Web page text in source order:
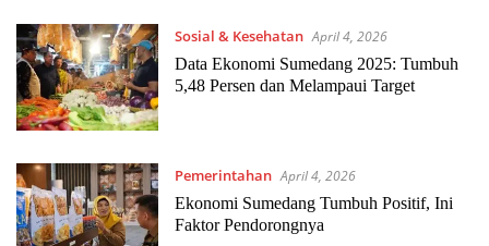
Sosial & Kesehatan April 4, 2026
Data Ekonomi Sumedang 2025: Tumbuh
5,48 Persen dan Melampaui Target
Pemerintahan April 4, 2026
Ekonomi Sumedang Tumbuh Positif, Ini
Faktor Pendorongnya